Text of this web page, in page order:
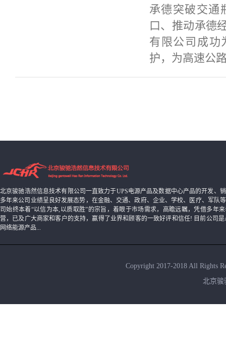
承德突破交通
口、推动承德
有限公司成功
护，为高速公
北京骏驰浩然信息技术有限公司一直致力于UPS电源产品及数据中心产品的开发、
多年来公司业绩呈良好发展态势，在金融、交通、政府、企业、学校、医疗、军队
司始终本着“以信为本,以质取胜”的宗旨，着眼于市场需求，高瞻远瞩，凭借多年
营，已及广大商家和客户的支持，赢得了业界和顾客的一致好评和信任! 目前公司
网络能源产品...
Copyright 2017-2018 All Rights
北京骏